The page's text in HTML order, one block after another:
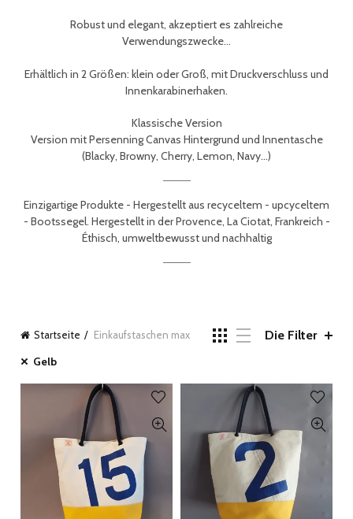
Robust und elegant, akzeptiert es zahlreiche
Verwendungszwecke...
Erhältlich in 2 Größen: klein oder Groß, mit Druckverschluss und
Innenkarabinerhaken.
Klassische Version
Version mit Persenning Canvas Hintergrund und Innentasche
(Blacky, Browny, Cherry, Lemon, Navy...)
Einzigartige Produkte - Hergestellt aus recyceltem - upcyceltem
- Bootssegel. Hergestellt in der Provence, La Ciotat, Frankreich -
Éthisch, umweltbewusst und nachhaltig
Startseite Einkaufstaschen max Die Filter
Gelb